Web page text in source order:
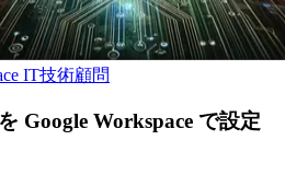
IT技術顧問
Google Workspace で設定